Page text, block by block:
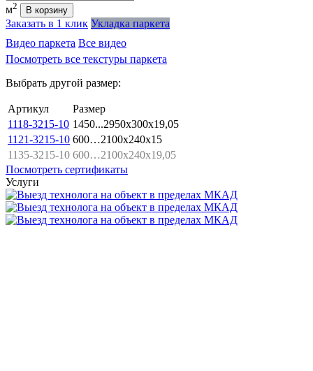
м2 В корзину
Заказать в 1 клик Укладка паркета
Видео паркета Все видео
Посмотреть все текстуры паркета
Выбрать другой размер:
Артикул
Размер
1118-3215-10 1450...2950x300x19,05
1121-3215-10 600…2100x240x15
1135-3215-10 600…2100x240x19,05
Посмотреть сертификаты
Услуги